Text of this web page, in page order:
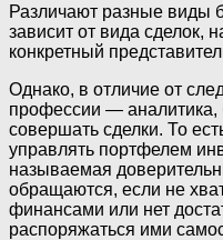
Различают разные виды
зависит от вида сделок,
конкретный
Однако, в отличие от
профессии — аналитика,
совершать сделки. То
управлять портфелем
называемая
обращаются, если не
финансами или нет
распоряжаться ими